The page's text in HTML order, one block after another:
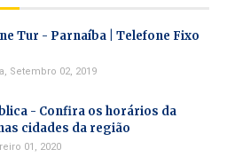
Tur - Parnaíba | Telefone Fixo
Setembro 02, 2019
- Confira os horários da
cidades da região
01, 2020